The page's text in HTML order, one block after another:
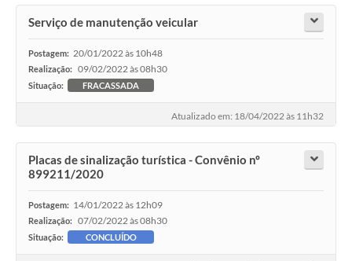
Serviço de manutenção veicular
Postagem: 20/01/2022 às 10h48
Realização: 09/02/2022 às 08h30
Situação: FRACASSADA
Atualizado em: 18/04/2022 às 11h32
Placas de sinalização turística - Convênio nº
899211/2020
Postagem: 14/01/2022 às 12h09
Realização: 07/02/2022 às 08h30
Situação: CONCLUÍDO